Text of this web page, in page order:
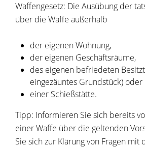
Waffengesetz: Die Ausübung der
über die Waffe außerhalb
der eigenen Wohnung,
der eigenen Geschäftsräume,
des eigenen befriedeten
eingezäuntes Grundstück)oder
einer Schießstätte.
Tipp: Informieren Sie sich bereits
einer Waffe über die geltenden
Sie sich zur Klärung von Fragen mit